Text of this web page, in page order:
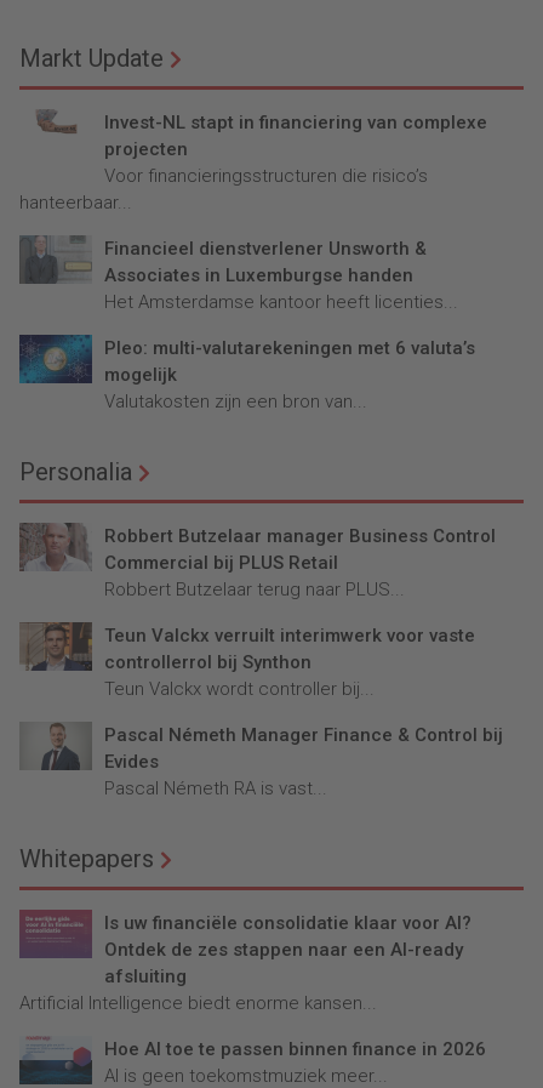
Markt Update
Invest-NL stapt in financiering van complexe
projecten
Voor financieringsstructuren die risico’s
hanteerbaar...
Financieel dienstverlener Unsworth &
Associates in Luxemburgse handen
Het Amsterdamse kantoor heeft licenties...
Pleo: multi-valutarekeningen met 6 valuta’s
mogelijk
Valutakosten zijn een bron van...
Personalia
Robbert Butzelaar manager Business Control
Commercial bij PLUS Retail
Robbert Butzelaar terug naar PLUS...
Teun Valckx verruilt interimwerk voor vaste
controllerrol bij Synthon
Teun Valckx wordt controller bij...
Pascal Németh Manager Finance & Control bij
Evides
Pascal Németh RA is vast...
Whitepapers
Is uw financiële consolidatie klaar voor AI?
Ontdek de zes stappen naar een AI-ready
afsluiting
Artificial Intelligence biedt enorme kansen...
Hoe AI toe te passen binnen finance in 2026
AI is geen toekomstmuziek meer...